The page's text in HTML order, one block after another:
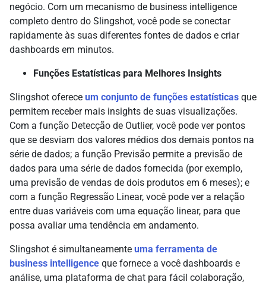
negócio. Com um mecanismo de business intelligence
completo dentro do Slingshot, você pode se conectar
rapidamente às suas diferentes fontes de dados e criar
dashboards em minutos.
Funções Estatísticas para Melhores Insights
Slingshot oferece um conjunto de funções estatísticas que
permitem receber mais insights de suas visualizações.
Com a função Detecção de Outlier, você pode ver pontos
que se desviam dos valores médios dos demais pontos na
série de dados; a função Previsão permite a previsão de
dados para uma série de dados fornecida (por exemplo,
uma previsão de vendas de dois produtos em 6 meses); e
com a função Regressão Linear, você pode ver a relação
entre duas variáveis com uma equação linear, para que
possa avaliar uma tendência em andamento.
Slingshot é simultaneamente uma ferramenta de
business intelligence que fornece a você dashboards e
análise, uma plataforma de chat para fácil colaboração,